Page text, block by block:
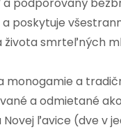
poskytuje
smrteľných
a
a odmietané
ľavice (dve v